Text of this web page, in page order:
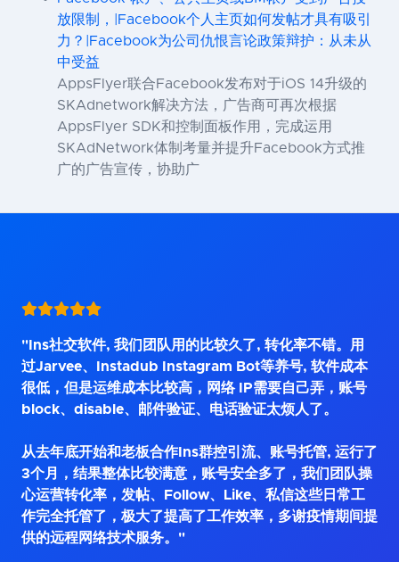
放限制，|Facebook个人主页如何发帖才具有吸引
力？|Facebook为公司仇恨言论政策辩护：从未从
中受益
AppsFlyer联合Facebook发布对于iOS 14升级的
SKAdnetwork解决方法，广告商可再次根据
AppsFlyer SDK和控制面板作用，完成运用
SKAdNetwork体制考量并提升Facebook方式推
广的广告宣传，协助广
"Ins社交软件, 我们团队用的比较久了, 转化率不错。用
过Jarvee、Instadub Instagram Bot等养号, 软件成本
很低，但是运维成本比较高，网络 IP需要自己弄，账号
block、disable、邮件验证、电话验证太烦人了。
从去年底开始和老板合作Ins群控引流、账号托管, 运行了
3个月，结果整体比较满意，账号安全多了，我们团队操
心运营转化率，发帖、Follow、Like、私信这些日常工
作完全托管了，极大了提高了工作效率，多谢疫情期间提
供的远程网络技术服务。"